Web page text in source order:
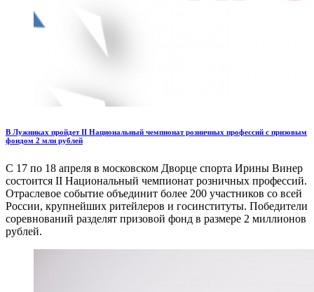
В Лужниках пройдет II Национальный чемпионат розничных профессий с призовым
фондом 2 млн рублей
С 17 по 18 апреля в московском Дворце спорта Ирины Винер
состоится II Национальный чемпионат розничных профессий.
Отраслевое событие объединит более 200 участников со всей
России, крупнейших ритейлеров и госинституты. Победители
соревнований разделят призовой фонд в размере 2 миллионов
рублей.